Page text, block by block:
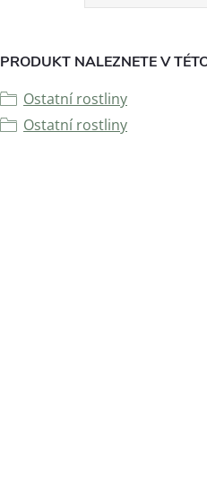
PRODUKT NALEZNETE V
Ostatní rostliny
Ostatní rostliny